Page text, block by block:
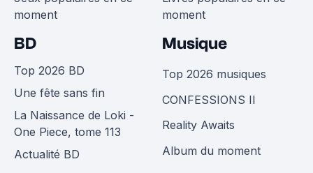
moment
moment
BD
Top 2026 BD
Une fête sans fin
La Naissance de Loki -
One Piece, tome 113
Actualité BD
Musique
Top 2026 musiques
CONFESSIONS II
Reality Awaits
Album du moment